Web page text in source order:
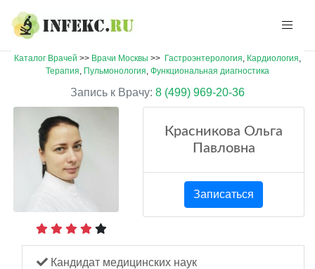
Каталог Врачей >> Врачи Москвы >> Гастроэнтерология, Кардиология,
Терапия, Пульмонология, Функциональная диагностика
Запись к Врачу: 8 (499) 969-20-36
Красникова Ольга
Павловна
Записаться
Кандидат медицинских наук